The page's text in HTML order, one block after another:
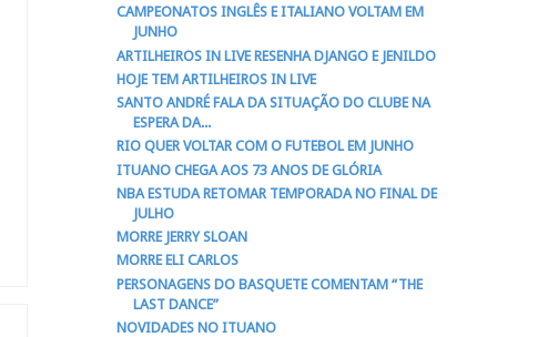
CAMPEONATOS INGLÊS E ITALIANO VOLTAM EM
JUNHO
ARTILHEIROS IN LIVE RESENHA DJANGO E JENILDO
HOJE TEM ARTILHEIROS IN LIVE
SANTO ANDRÉ FALA DA SITUAÇÃO DO CLUBE NA
ESPERA DA...
RIO QUER VOLTAR COM O FUTEBOL EM JUNHO
ITUANO CHEGA AOS 73 ANOS DE GLÓRIA
NBA ESTUDA RETOMAR TEMPORADA NO FINAL DE
JULHO
MORRE JERRY SLOAN
MORRE ELI CARLOS
PERSONAGENS DO BASQUETE COMENTAM “THE
LAST DANCE”
NOVIDADES NO ITUANO